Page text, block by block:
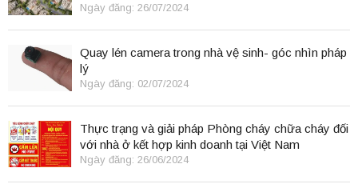
Ngày đăng: 26/07/2024
Quay lén camera trong nhà vệ sinh- góc nhìn pháp
lý
Ngày đăng: 02/07/2024
Thực trạng và giải pháp Phòng cháy chữa cháy đối
với nhà ở kết hợp kinh doanh tại Việt Nam
Ngày đăng: 26/06/2024